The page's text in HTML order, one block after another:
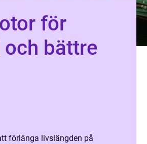
för
och bättre
förlänga livslängden på